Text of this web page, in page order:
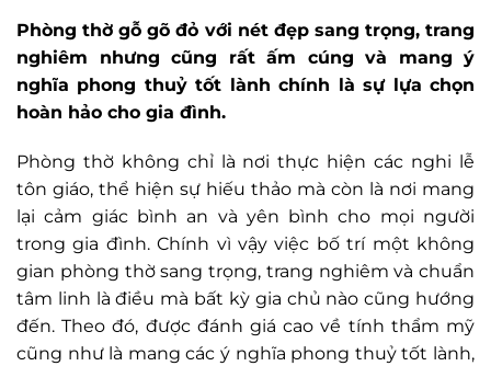
Phòng thờ gỗ gõ đỏ với nét đẹp sang trọng, trang
nghiêm nhưng cũng rất ấm cúng và mang ý
nghĩa phong thuỷ tốt lành chính là sự lựa chọn
hoàn hảo cho gia đình.
Phòng thờ không chỉ là nơi thực hiện các nghi lễ
tôn giáo, thể hiện sự hiếu thảo mà còn là nơi mang
lại cảm giác bình an và yên bình cho mọi người
trong gia đình. Chính vì vậy việc bố trí một không
gian phòng thờ sang trọng, trang nghiêm và chuẩn
tâm linh là điều mà bất kỳ gia chủ nào cũng hướng
đến. Theo đó, được đánh giá cao về tính thẩm mỹ
cũng như là mang các ý nghĩa phong thuỷ tốt lành,